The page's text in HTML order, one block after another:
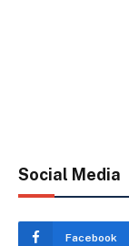
Social Media
Facebook